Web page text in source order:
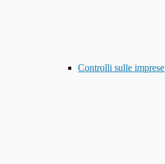
Controlli sulle imprese